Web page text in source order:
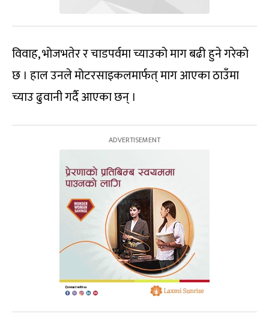
विवाह, भोजभतेर र चाडपर्वमा च्याउको माग बढी हुने गरेको
छ । हाल उनले मोटरसाइकलमार्फत् माग आएका ठाउँमा
च्याउ ढुवानी गर्दै आएका छन् ।